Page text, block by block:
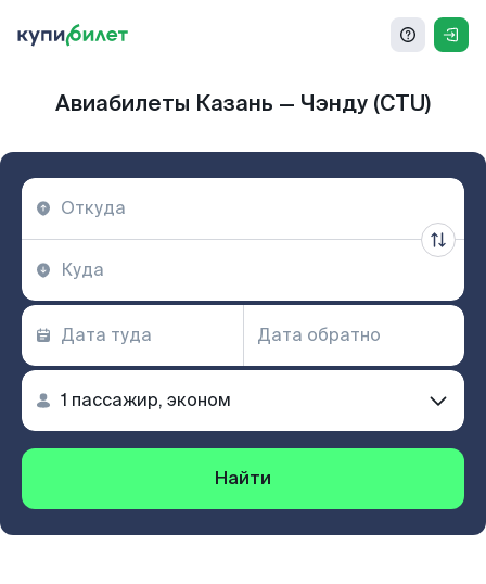
Авиабилеты Казань — Чэнду (CTU)
Найти